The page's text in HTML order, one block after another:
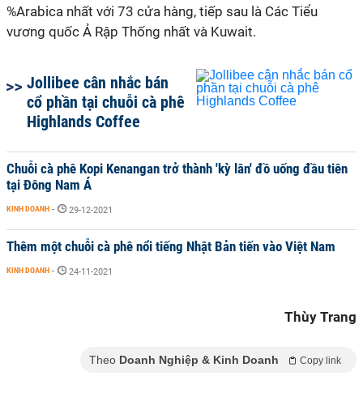
%Arabica nhất với 73 cửa hàng, tiếp sau là Các Tiểu
vương quốc Ả Rập Thống nhất và Kuwait.
Jollibee cân nhắc bán
cổ phần tại chuỗi cà phê
Highlands Coffee
Chuỗi cà phê Kopi Kenangan trở thành 'kỳ lân' đồ uống đầu tiên
tại Đông Nam Á
KINH DOANH - 29-12-2021
Thêm một chuỗi cà phê nổi tiếng Nhật Bản tiến vào Việt Nam
KINH DOANH - 24-11-2021
Thùy Trang
Theo Doanh Nghiệp & Kinh Doanh Copy link